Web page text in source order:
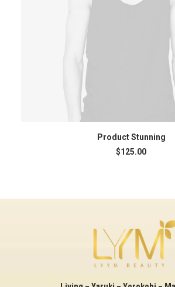
ADD TO CART
Product Stunning
$125.00